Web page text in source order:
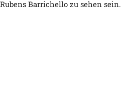
Barrichello zu sehen sein.